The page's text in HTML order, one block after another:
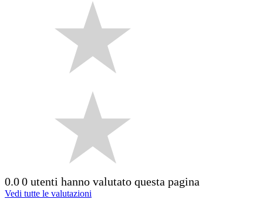
0.00 utenti hanno valutato questa pagina
Vedi tutte le valutazioni